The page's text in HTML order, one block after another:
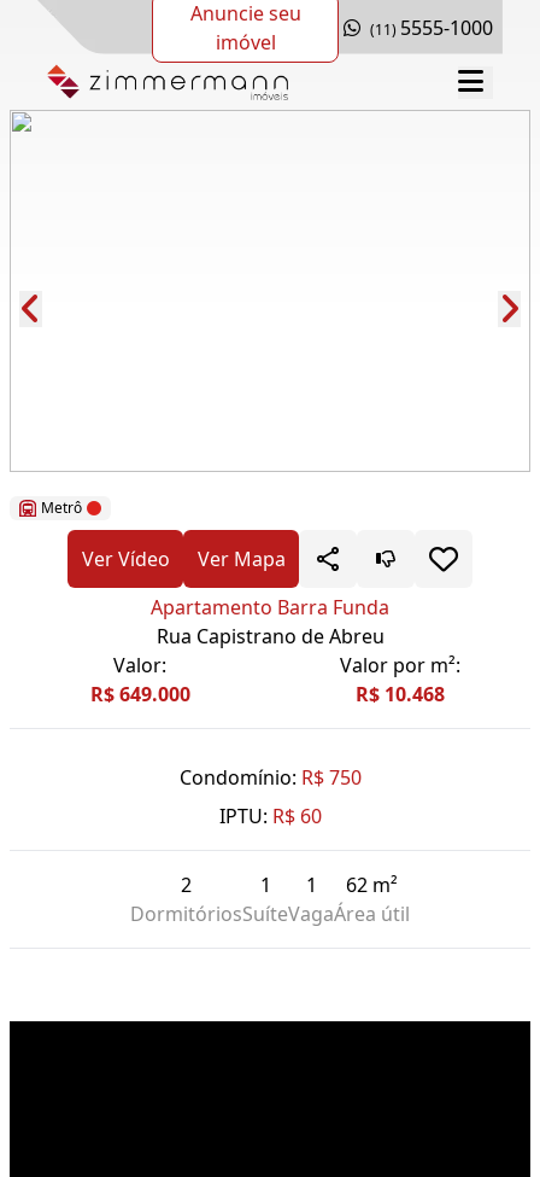
Anuncie seu
imóvel
(11) 5555-1000
Metrô
Ver Vídeo
Ver Mapa
Apartamento Barra Funda
Rua Capistrano de Abreu
Valor:
R$ 649.000
Valor por m²:
R$ 10.468
Condomínio: R$ 750
IPTU: R$ 60
2
Dormitórios
1
Suíte
1
Vaga
62 m²
Área útil